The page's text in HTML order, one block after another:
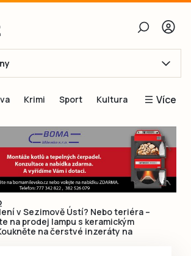
Obnovit heslo
Přihlásit se
Přihlásit se přes Facebook
účet, chci seRegistrovat
Krimi Sport Kultura Více
Blogy
Inspirace
Čtenáři píší
Speciální přílohy
v Sezimově Ústí? Nebo teriéra –
na prodej lampu s keramickým
na čerstvé inzeráty na